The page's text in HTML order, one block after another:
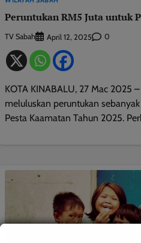
Peruntukan RM5 Juta untuk
TV Sabah April 12, 2025 0
KOTA KINABALU, 27 Mac 2025
meluluskan peruntukan
Pesta Kaamatan Tahun 2025.